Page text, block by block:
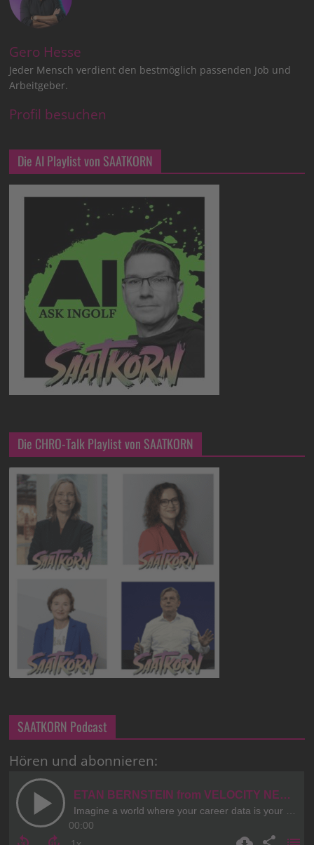
Gero Hesse
Jeder Mensch verdient den bestmöglich passenden Job und
Arbeitgeber.
Profil besuchen
Die AI Playlist von SAATKORN
Die CHRO-Talk Playlist von SAATKORN
SAATKORN Podcast
Hören und abonnieren: